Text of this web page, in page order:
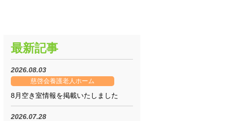
最新記事
2026.08.03
慈啓会養護老人ホーム
8月空き室情報を掲載いたしました
2026.07.28